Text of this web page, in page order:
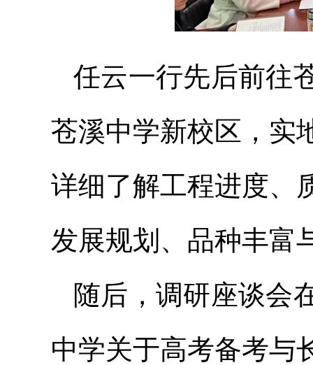
任云一行先后前往
苍溪中学新校区，实
详细了解工程进度、
发展规划、品种丰富
随后，调研座谈会
中学关于高考备考与